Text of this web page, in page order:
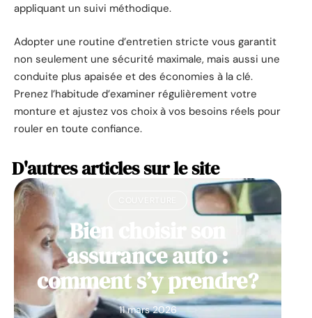
appliquant un suivi méthodique.
Adopter une routine d’entretien stricte vous garantit
non seulement une sécurité maximale, mais aussi une
conduite plus apaisée et des économies à la clé.
Prenez l’habitude d’examiner régulièrement votre
monture et ajustez vos choix à vos besoins réels pour
rouler en toute confiance.
D'autres articles sur le site
Bien choisir son
assurance auto :
comment s’y prendre?
11 mars 2026